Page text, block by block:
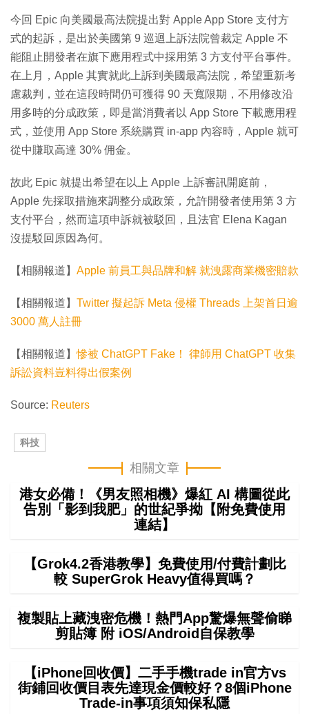
9
%
今回 Epic 向美國最高法院提出對 Apple App Store 支付方
式的起訴，是出於美國第 9 巡迴上訴法院曾裁定 Apple 不
能阻止開發者在旗下應用程式中採用第 3 方支付平台事件。
在上月，Apple 其實就此上訴到美國最高法院，希望重新考
慮裁判，並在這段時間仍可獲得 90 天寬限期，不用修改沿
用多時的分成政策，即是當消費者以 App Store 下載應用程
式，並使用 App Store 系統購買 in-app 內容時，Apple 就可
從中賺取高達 30% 佣金。
故此 Epic 就提出希望在以上 Apple 上訴審訊開庭前，
Apple 先採取措施來調整分成政策，允許開發者使用第 3 方
支付平台，然而這項申訴就被駁回，且法官 Elena Kagan
沒提駁回原因為何。
【相關報道】 Apple 前員工與品牌和解 就洩露商業機密賠款
【相關報道】 Twitter 擬起訴 Meta 侵權 Threads 上架首日逾
3000 萬人註冊
【相關報道】慘被 ChatGPT Fake！ 律師用 ChatGPT 收集
訴訟資料豈料得出假案例
Source: Reuters
科技
相關文章
港女必備！《男友照相機》爆紅 AI 構圖從此
告別「影到我肥」的世紀爭拗【附免費使用
連結】
【Grok4.2香港教學】免費使用/付費計劃比
較 SuperGrok Heavy值得買嗎？
複製貼上藏洩密危機！熱門App驚爆無聲偷睇
剪貼簿 附 iOS/Android自保教學
【iPhone回收價】二手手機trade in官方vs
街鋪回收價目表先達現金價較好？8個iPhone
Trade-in事項須知保私隱